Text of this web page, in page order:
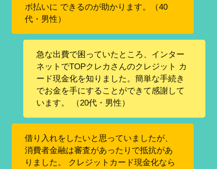
ボ払いに できるのが助かります。（40
代・男性）
急な出費で困っていたところ、インター
ネットでTOPクレカさんのクレジット カ
ード現金化を知りました。簡単な手続き
でお金を手にすることができて感謝して
います。 （20代・男性）
借り入れをしたいと思っていましたが、
消費者金融は審査があったりで抵抗があ
りました。 クレジットカード現金化なら